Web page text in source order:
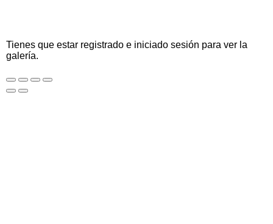
Tienes que estar registrado e iniciado sesión para ver la
galería.